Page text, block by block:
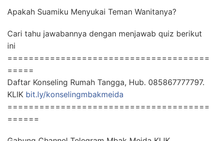
Apakah Suamiku Menyukai Teman Wanitanya?
Cari tahu jawabannya dengan menjawab quiz berikut
ini
======================================
=====
Daftar Konseling Rumah Tangga, Hub. 085867777797.
KLIK bit.ly/konselingmbakmeida
======================================
======